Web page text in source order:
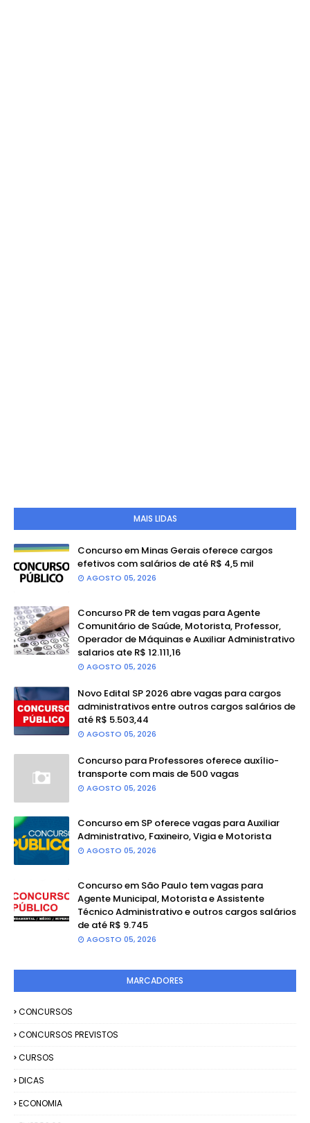
MAIS LIDAS
Concurso em Minas Gerais oferece cargos
efetivos com salários de até R$ 4,5 mil
AGOSTO 05, 2026
Concurso PR de tem vagas para Agente
Comunitário de Saúde, Motorista, Professor,
Operador de Máquinas e Auxiliar Administrativo
salarios ate R$ 12.111,16
AGOSTO 05, 2026
Novo Edital SP 2026 abre vagas para cargos
administrativos entre outros cargos salários de
até R$ 5.503,44
AGOSTO 05, 2026
Concurso para Professores oferece auxílio-
transporte com mais de 500 vagas
AGOSTO 05, 2026
Concurso em SP oferece vagas para Auxiliar
Administrativo, Faxineiro, Vigia e Motorista
AGOSTO 05, 2026
Concurso em São Paulo tem vagas para
Agente Municipal, Motorista e Assistente
Técnico Administrativo e outros cargos salários
de até R$ 9.745
AGOSTO 05, 2026
MARCADORES
CONCURSOS
CONCURSOS PREVISTOS
CURSOS
DICAS
ECONOMIA